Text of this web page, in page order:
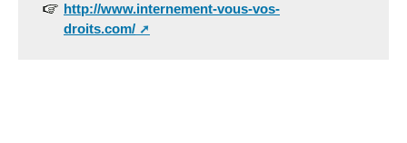
http://www.internement-vous-vos-
droits.com/